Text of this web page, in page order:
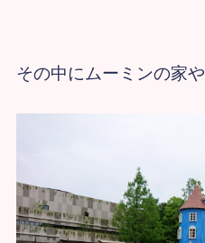
その中にムーミンの家や